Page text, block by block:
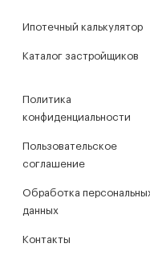
Ипотечный калькулятор
Каталог застройщиков
Политика
конфиденциальности
Пользовательское
соглашение
Обработка
данных
Контакты